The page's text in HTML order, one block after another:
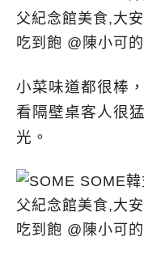
小菜味道都很棒
看隔壁桌客人很
光。